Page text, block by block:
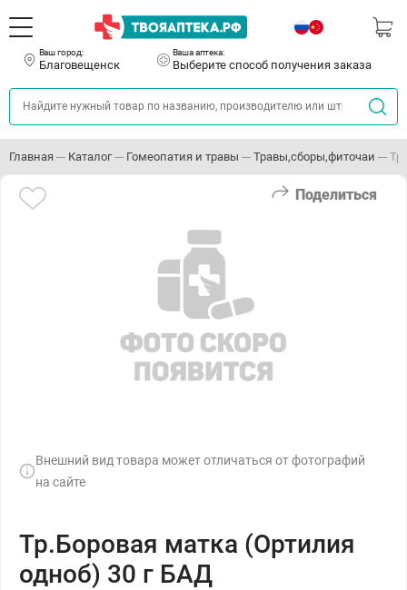
Ваш город:
Благовещенск
Ваша аптека:
Выберите способ получения заказа
Главная Каталог Гомеопатия и травы Травы,сборы,фиточаи
Поделиться
Внешний вид товара может отличаться от фотографий
на сайте
Тр.Боровая матка (Ортилия
одноб) 30 г БАД